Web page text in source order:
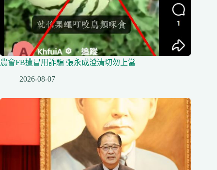
農會FB遭冒用詐騙 張永成澄清切勿上當
2026-08-07